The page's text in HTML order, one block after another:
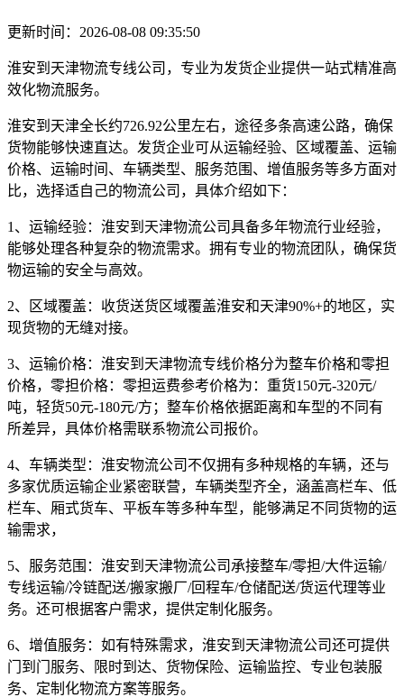
更新时间：2026-08-08 09:35:50
淮安到天津物流专线公司，专业为发货企业提供一站式精准高
效化物流服务。
淮安到天津全长约726.92公里左右，途径多条高速公路，确保
货物能够快速直达。发货企业可从运输经验、区域覆盖、运输
价格、运输时间、车辆类型、服务范围、增值服务等多方面对
比，选择适自己的物流公司，具体介绍如下：
1、运输经验： 淮安到天津物流公司具备多年物流行业经验，
能够处理各种复杂的物流需求。拥有专业的物流团队，确保货
物运输的安全与高效。
2、区域覆盖： 收货送货区域覆盖淮安和天津90%+的地区，实
现货物的无缝对接。
3、运输价格： 淮安到天津物流专线价格分为整车价格和零担
价格，零担价格：零担运费参考价格为： 重货150元-320元/
吨，轻货50元-180元/方 ；整车价格依据距离和车型的不同有
所差异，具体价格需联系物流公司报价。
4、车辆类型： 淮安物流公司不仅拥有多种规格的车辆，还与
多家优质运输企业紧密联营，车辆类型齐全，涵盖高栏车、低
栏车、厢式货车、平板车等多种车型，能够满足不同货物的运
输需求，
5、服务范围： 淮安到天津物流公司承接整车/零担/大件运输/
专线运输/冷链配送/搬家搬厂/回程车/仓储配送/货运代理等业
务。还可根据客户需求，提供定制化服务。
6、增值服务： 如有特殊需求，淮安到天津物流公司还可提供
门到门服务、限时到达、货物保险、运输监控、专业包装服
务、定制化物流方案等服务。